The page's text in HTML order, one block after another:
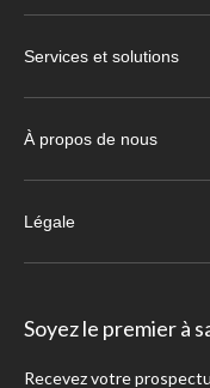
Services et solutions
À propos de nous
Légale
Soyez le premier à
Recevez votre